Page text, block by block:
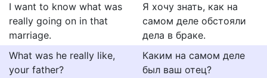
I want to know what was
really going on in that
marriage.
Я хочу знать, как на
самом деле обстояли
дела в браке.
What was he really like,
your father?
Каким на самом деле
был ваш отец?